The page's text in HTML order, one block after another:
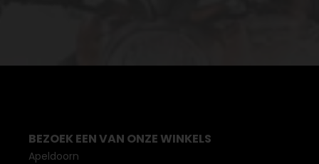
BEZOEK EEN VAN ONZE WINKELS
Apeldoorn